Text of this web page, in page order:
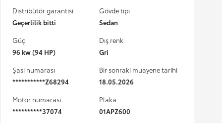
Distribütör garantisi
Geçerlilik bitti
Gövde tipi
Sedan
Güç
96 kw (94 HP)
Dış renk
Gri
Şasi numarası
***********Z68294
Bir sonraki muayene tarihi
18.05.2026
Motor numarası
**********37074
Plaka
01APZ600